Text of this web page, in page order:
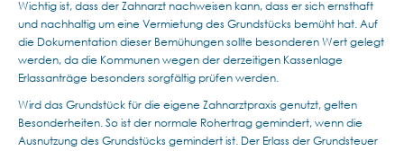
Wichtig ist, dass der Zahnarzt nachweisen kann, dass er sich ernsthaft
und nachhaltig um eine Vermietung des Grundstücks bemüht hat. Auf
die Dokumentation dieser Bemühungen sollte besonderen Wert gelegt
werden, da die Kommunen wegen der derzeitigen Kassenlage
Erlassanträge besonders sorgfältig prüfen werden.
Wird das Grundstück für die eigene Zahnarztpraxis genutzt, gelten
Besonderheiten. So ist der normale Rohertrag gemindert, wenn die
Ausnutzung des Grundstücks gemindert ist. Der Erlass der Grundsteuer